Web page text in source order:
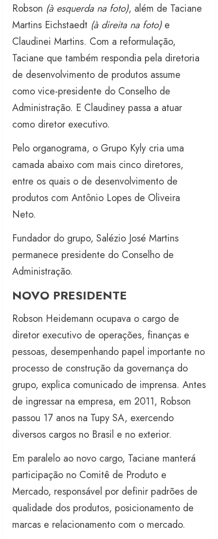
Robson (à esquerda na foto), além de Taciane
Martins Eichstaedt (à direita na foto)e
Claudinei Martins. Com a reformulação,
Taciane que também respondia pela diretoria
de desenvolvimento de produtos assume
como vice-presidente do Conselho de
Administração. E Claudiney passa a atuar
como diretor executivo.
Pelo organograma, o Grupo Kyly cria uma
camada abaixo com mais cinco diretores,
entre os quais o de desenvolvimento de
produtos com Antônio Lopes de Oliveira
Neto.
Fundador do grupo, Salézio José Martins
permanece presidente do Conselho de
Administração.
NOVO PRESIDENTE
Robson Heidemann ocupava o cargo de
diretor executivo de operações, finanças e
pessoas, desempenhando papel importante no
processo de construção da governança do
grupo, explica comunicado de imprensa. Antes
de ingressar na empresa, em 2011, Robson
passou 17 anos na Tupy SA, exercendo
diversos cargos no Brasil e no exterior.
Em paralelo ao novo cargo, Taciane manterá
participação no Comitê de Produto e
Mercado, responsável por definir padrões de
qualidade dos produtos, posicionamento de
marcas e relacionamento com o mercado.